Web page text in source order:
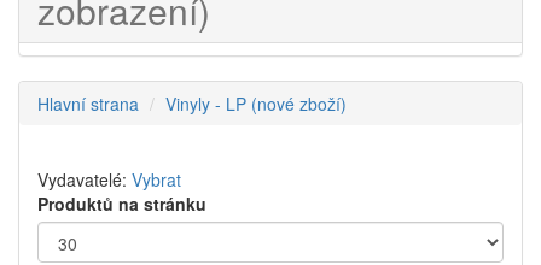
Hlavní strana Vinyly - LP (nové zboží)
Vydavatelé: Vybrat
Produktů na stránku